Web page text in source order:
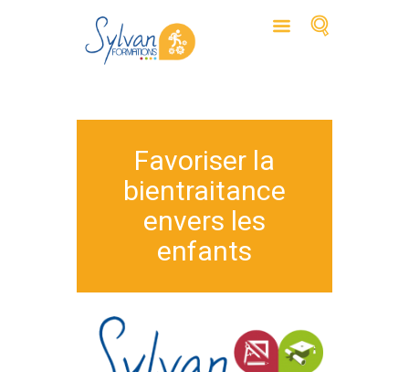
Favoriser la
bientraitance
envers les
enfants